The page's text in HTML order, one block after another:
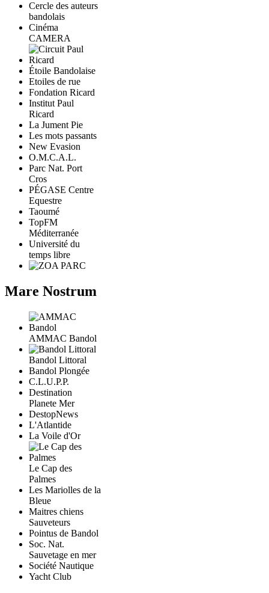
Cercle des auteurs
bandolais
Cinéma
CAMERA
Étoile Bandolaise
Etoiles de rue
Fondation Ricard
Institut Paul
Ricard
La Jument Pie
Les mots passants
New Evasion
O.M.C.A.L.
Parc Nat. Port
Cros
PÉGASE Centre
Equestre
Taoumé
TopFM
Méditerranée
Université du
temps libre
Mare Nostrum
AMMAC Bandol
Bandol Littoral
Bandol Plongée
C.L.U.P.P.
Destination
Planete Mer
DestopNews
L'Atlantide
La Voile d'Or
Le Cap des
Palmes
Les Mariolles de la
Bleue
Maitres chiens
Sauveteurs
Pointus de Bandol
Soc. Nat.
Sauvetage en mer
Société Nautique
Yacht Club